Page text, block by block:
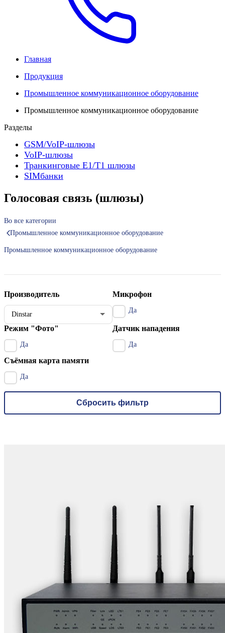
Главная
Продукция
Промышленное коммуникационное оборудование
Промышленное коммуникационное оборудование
Разделы
GSM/VoIP-шлюзы
VoIP-шлюзы
Транкинговые E1/T1 шлюзы
SIMбанки
Голосовая связь (шлюзы)
Во все категории
Промышленное коммуникационное оборудование
Промышленное коммуникационное оборудование
Производитель
Dinstar
Микрофон
Да
Режим "Фото"
Да
Датчик нападения
Да
Съёмная карта памяти
Да